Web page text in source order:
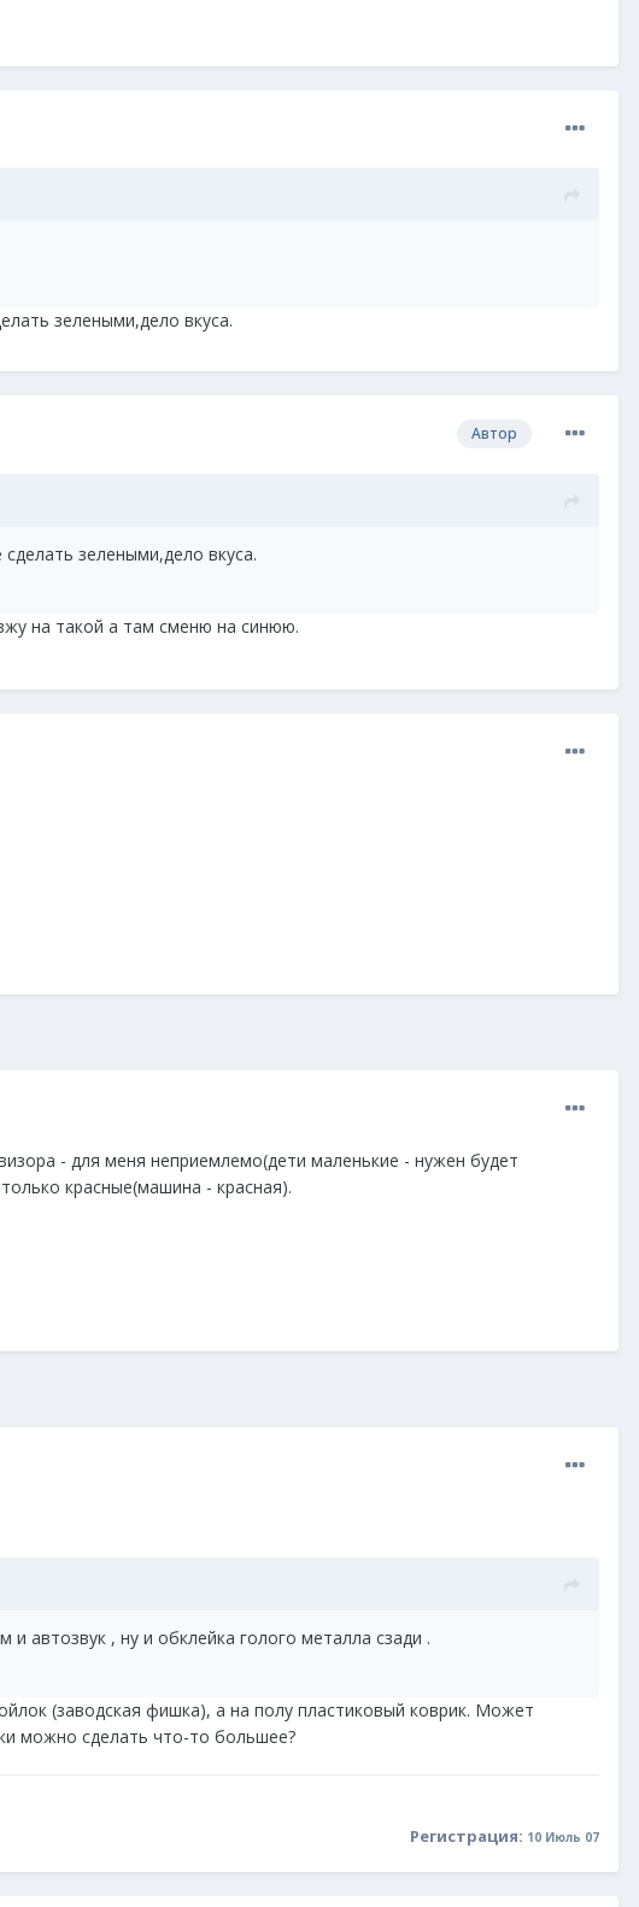
зелеными,дело вкуса.
Автор
зелеными,дело вкуса.
на такой а там сменю на синюю.
- для меня неприемлемо(дети маленькие - нужен будет
красные(машина - красная).
автозвук , ну и обклейка голого металла сзади .
(заводская фишка), а на полу пластиковый коврик. Может
можно сделать что-то большее?
Регистрация: 10 Июль 07